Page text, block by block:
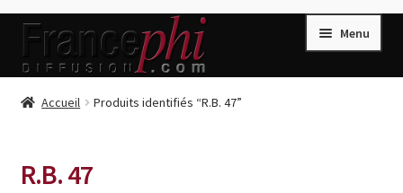
Aller
la
Aller
contenu
Menu
Accueil
Accueil Produits identifiés “R.B. 47”
R.B. 47